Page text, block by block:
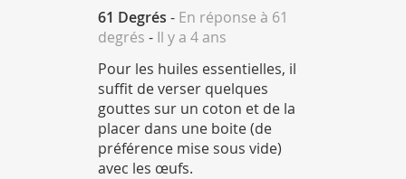
61 Degrés - En réponse à 61
degrés - Il y a 4 ans
Pour les huiles essentielles, il
suffit de verser quelques
gouttes sur un coton et de la
placer dans une boite (de
préférence mise sous vide)
avec les œufs.